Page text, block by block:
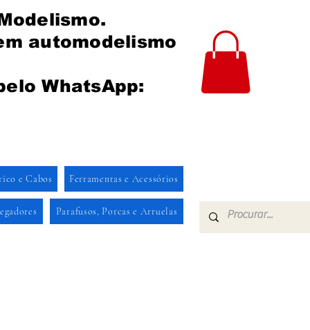
automodelismo
WhatsApp:
e Cabos Ferramentas e Acessórios
Parafusos, Porcas e Arruelas